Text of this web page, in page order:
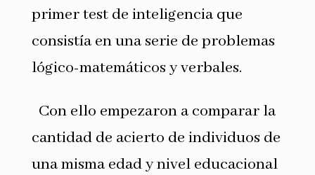
pri­mer test de inteligencia que
consistía en una serie de problemas
lógico-mate­máticos y verbales.
Con ello empezaron a comparar la
cantidad de acierto de individuos de
una misma edad y nivel educacional